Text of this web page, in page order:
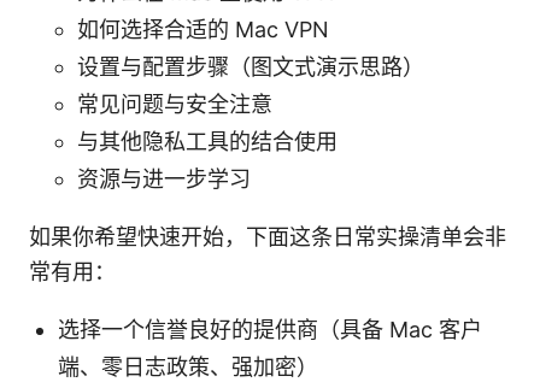
如何选择合适的 Mac VPN
设置与配置步骤（图文式演示思路）
常见问题与安全注意
与其他隐私工具的结合使用
资源与进一步学习
如果你希望快速开始，下面这条日常实操清单会非
常有用：
选择一个信誉良好的提供商（具备 Mac 客户
端、零日志政策、强加密）